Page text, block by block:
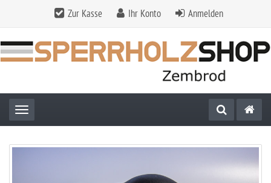
Zur Kasse Ihr Konto Anmelden
Toggle navigation